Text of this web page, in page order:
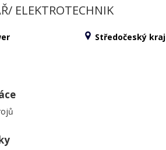
ELEKTROTECHNIK
Středočeský kraj